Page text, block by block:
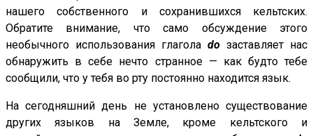
нашего собственного и сохранившихся кельтских.
Обратите внимание, что само обсуждение этого
необычного использования глагола do заставляет нас
обнаружить в себе нечто странное — как будто тебе
сообщили, что у тебя во рту постоянно находится язык.
На сегодняшний день не установлено существование
других языков на Земле, кроме кельтского и